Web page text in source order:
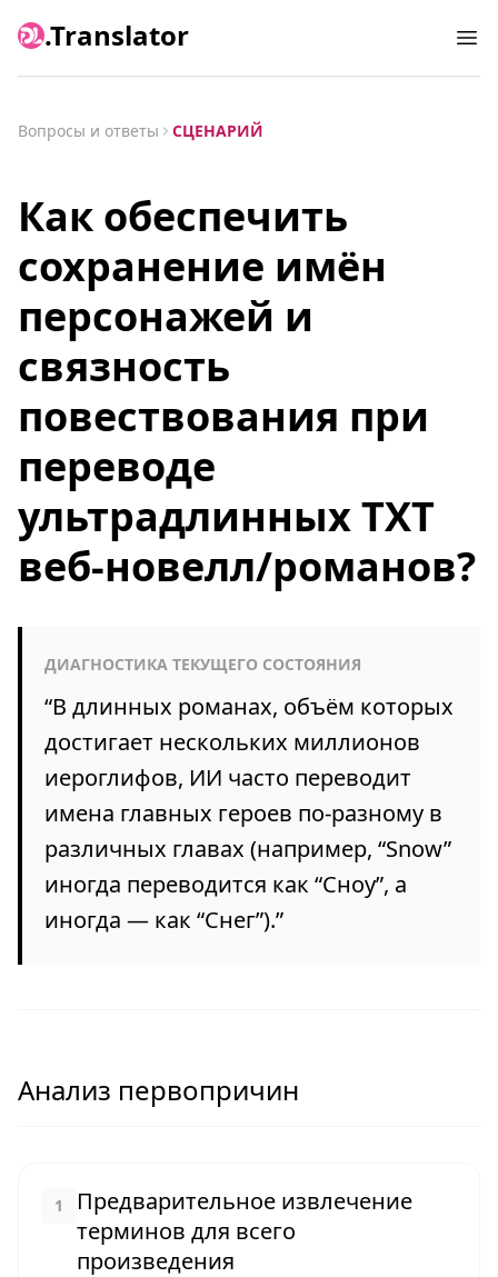
.Translator
Вопросы и ответы СЦЕНАРИЙ
Как обеспечить
сохранение имён
персонажей и
связность
повествования при
переводе
ультрадлинных TXT
веб-новелл/романов?
ДИАГНОСТИКА ТЕКУЩЕГО СОСТОЯНИЯ
“В длинных романах, объём которых
достигает нескольких миллионов
иероглифов, ИИ часто переводит
имена главных героев по-разному в
различных главах (например, “Snow”
иногда переводится как “Сноу”, а
иногда — как “Снег”).”
Анализ первопричин
1
Предварительное извлечение
терминов для всего
произведения